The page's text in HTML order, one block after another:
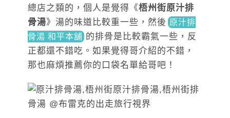
總店之類的，個人是覺得《梧州街原汁排
骨湯》湯的味道比較重一些，然後 原汁排
骨湯 和平本舖 的排骨是比較霸氣一些 ，反
正都還不錯吃。如果覺得哥介紹的不錯，
那也麻煩推薦你的口袋名單給哥吧！